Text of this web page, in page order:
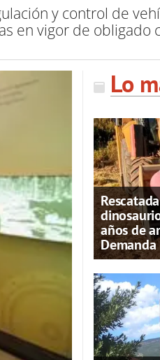
y control de
en vigor de obligado
Lo
años de
Demanda